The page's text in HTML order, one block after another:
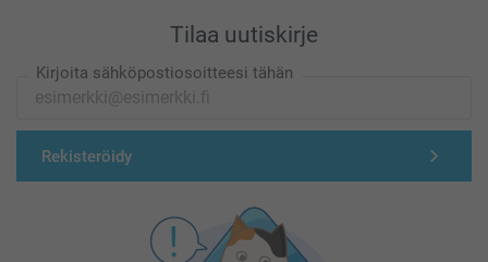
Tilaa uutiskirje
Kirjoita sähköpostiosoitteesi tähän
Rekisteröidy